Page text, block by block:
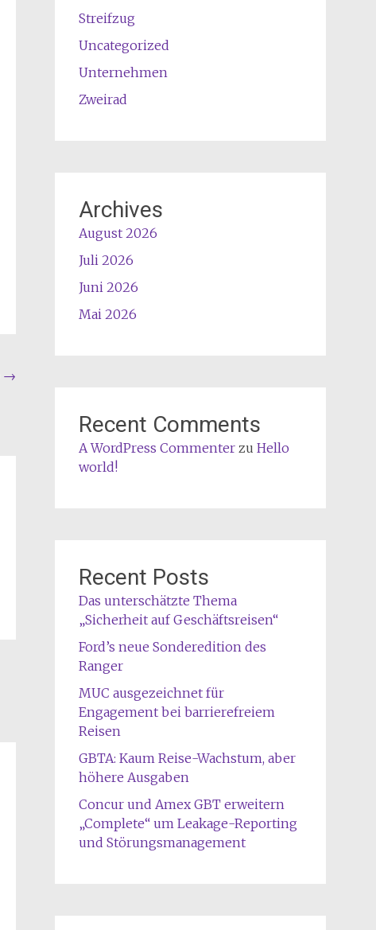
→
Streifzug
Uncategorized
Unternehmen
Zweirad
Archives
August 2026
Juli 2026
Juni 2026
Mai 2026
Recent Comments
A WordPress Commenterzu Hello
world!
Recent Posts
Das unterschätzte Thema
„Sicherheit auf Geschäftsreisen“
Ford’s neue Sonderedition des
Ranger
MUC ausgezeichnet für
Engagement bei barrierefreiem
Reisen
GBTA: Kaum Reise-Wachstum, aber
höhere Ausgaben
Concur und Amex GBT erweitern
„Complete“ um Leakage-Reporting
und Störungsmanagement